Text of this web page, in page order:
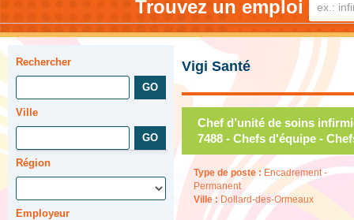
Trouvez un emploi
Rechercher
Ville
Région
Employeur
Vigi Santé
Chef d’unité de soins
7488 - Chefs d'équipe -
Type de poste : Encadrement -
Permanent
Ville : Dollard-des-Ormeaux